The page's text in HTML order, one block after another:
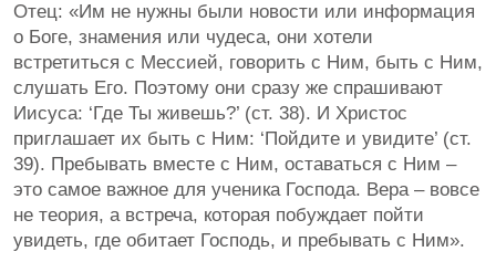
Отец: «Им не нужны были новости или информация
о Боге, знамения или чудеса, они хотели
встретиться с Мессией, говорить с Ним, быть с Ним,
слушать Его. Поэтому они сразу же спрашивают
Иисуса: ‘Где Ты живешь?’ (ст. 38). И Христос
приглашает их быть с Ним: ‘Пойдите и увидите’ (ст.
39). Пребывать вместе с Ним, оставаться с Ним –
это самое важное для ученика Господа. Вера – вовсе
не теория, а встреча, которая побуждает пойти
увидеть, где обитает Господь, и пребывать с Ним».